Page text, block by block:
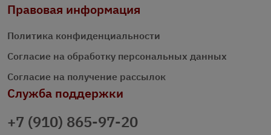
Правовая информация
Политика конфиденциальности
Согласие на обработку персональных данных
Согласие на получение рассылок
Служба поддержки
+7 (910) 865-97-20